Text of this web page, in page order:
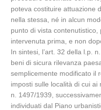
poteva costituire attuazione
nella stessa, né in alcun
punto di vista contenutistico,
intervenuta prima, e non
In sintesi, l’art. 32 della l.p.
beni di sicura rilevanza
semplicemente modificato il
imposti sulle località di cui ai
n. 1497/1939,
individuati dal Piano